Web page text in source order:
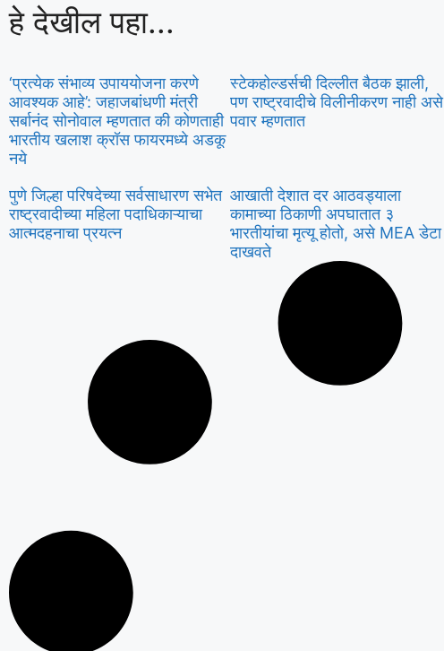
हे देखील पहा...
‘प्रत्येक संभाव्य उपाययोजना करणे
आवश्यक आहे’: जहाजबांधणी मंत्री
सर्बानंद सोनोवाल म्हणतात की कोणताही
भारतीय खलाश क्रॉस फायरमध्ये अडकू
नये
स्टेकहोल्डर्सची दिल्लीत बैठक झाली,
पण राष्ट्रवादीचे विलीनीकरण नाही असे
पवार म्हणतात
पुणे जिल्हा परिषदेच्या सर्वसाधारण सभेत
राष्ट्रवादीच्या महिला पदाधिकाऱ्याचा
आत्मदहनाचा प्रयत्न
आखाती देशात दर आठवड्याला
कामाच्या ठिकाणी अपघातात ३
भारतीयांचा मृत्यू होतो, असे MEA डेटा
दाखवते